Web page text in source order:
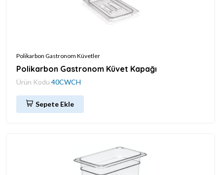
Polikarbon Gastronom Küvetler
Polikarbon Gastronom Küvet Kapağı
Ürün Kodu 40CWCH
Sepete Ekle